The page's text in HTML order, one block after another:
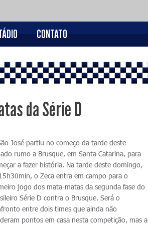
CONTATO
da Série D
José partiu no começo da tarde deste
rumo a Brusque, em Santa Catarina, para
a fazer história. Na tarde deste domingo,
o Zeca entra em campo para o
jogo dos mata-matas da segunda fase do
Série D contra o Brusque. Será o
entre dois times que ainda não
pontos em casa nesta competição, mas a